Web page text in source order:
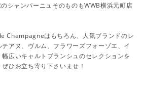
シャンパーニュそのものもWWB横浜元町店
Champagneはもちろん、人気ブランドのレ
アヌ、ヴルム、フラワーズフォーゾエ、イ
広いキャルトブランシュのセレクションを
ひお立ち寄り下さいませ！